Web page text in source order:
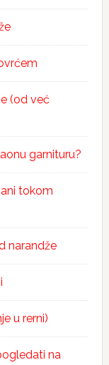
(od već
garnituru?
tokom
narandže
u rerni)
na